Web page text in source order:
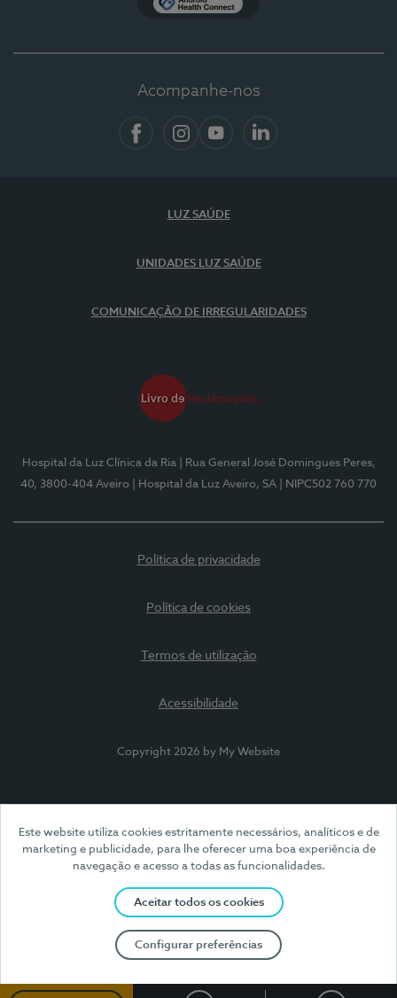
Este website utiliza cookies estritamente necessários, analíticos e de
marketing e publicidade, para lhe oferecer uma boa experiência de
navegação e acesso a todas as funcionalidades.
Aceitar todos os cookies
Configurar preferências
Acompanhe-nos
LUZ SAÚDE
UNIDADES LUZ SAÚDE
COMUNICAÇÃO DE IRREGULARIDADES
Hospital da Luz Clínica da Ria
| Rua General José Domingues Peres,
40, 3800-404 Aveiro
| Hospital da Luz Aveiro, SA | NIPC502 760 770
Política de privacidade
Política de cookies
Termos de utilização
Acessibilidade
Copyright 2026 by My Website